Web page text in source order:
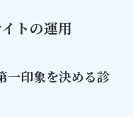
トの運用
一印象を決める診